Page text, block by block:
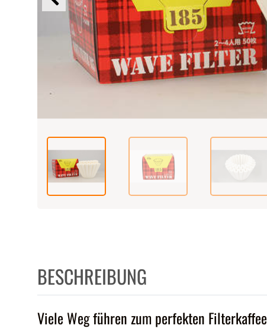
BESCHREIBUNG
Viele Weg führen zum perfekten Filterkaffee